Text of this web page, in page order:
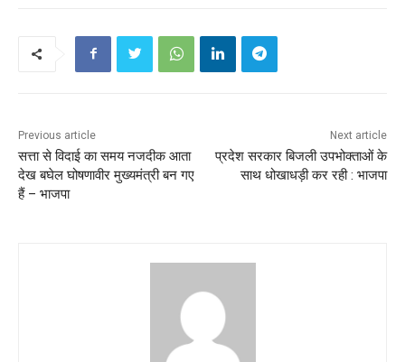
Previous article
सत्ता से विदाई का समय नजदीक आता
देख बघेल घोषणावीर मुख्यमंत्री बन गए
हैं – भाजपा
Next article
प्रदेश सरकार बिजली उपभोक्ताओं के
साथ धोखाधड़ी कर रही : भाजपा